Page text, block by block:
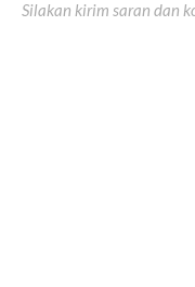
Silakan kirim saran dan